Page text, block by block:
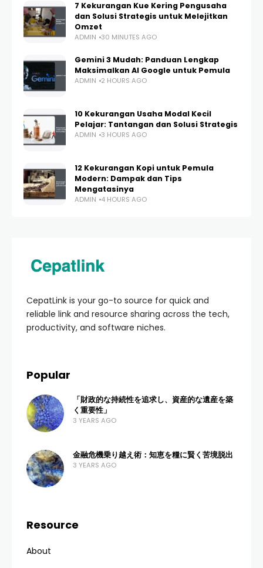
7 Kekurangan Kue Kering Pengusaha
dan Solusi Strategis untuk Melejitkan
Omzet
ADMIN 30 MINUTES AGO
Gemini 3 Mudah: Panduan Lengkap
Maksimalkan AI Google untuk Pemula
ADMIN 2 HOURS AGO
10 Kekurangan Usaha Modal Kecil
Pelajar: Tantangan dan Solusi Strategis
ADMIN 3 HOURS AGO
12 Kekurangan Kopi untuk Pemula
Modern: Dampak dan Tips
Mengatasinya
ADMIN 4 HOURS AGO
CepatLink is your go-to source for quick and
reliable link and resource sharing across the tech,
productivity, and software niches.
Popular
「財政的な持続性を追求し、資産的な遺産を築
く重要性」
3 YEARS AGO
金融危機乗り越え術：知恵を糧に賢く苦境脱出
3 YEARS AGO
Resource
About